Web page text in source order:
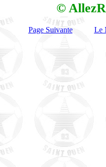
©
Page Suivante Le